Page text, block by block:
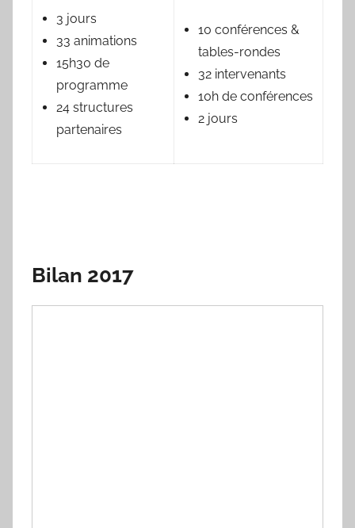
3 jours
33 animations
15h30 de
programme
24 structures
partenaires
10 conférences &
tables-rondes
32 intervenants
10h de conférences
2 jours
Bilan 2017